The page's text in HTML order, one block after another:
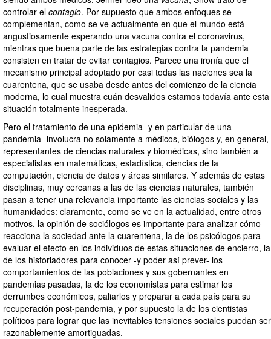
controlar el contagio. Por supuesto que ambos enfoques se
complementan, como se ve actualmente en que el mundo está
angustiosamente esperando una vacuna contra el coronavirus,
mientras que buena parte de las estrategias contra la pandemia
consisten en tratar de evitar contagios. Parece una ironía que el
mecanismo principal adoptado por casi todas las naciones sea la
cuarentena, que se usaba desde antes del comienzo de la ciencia
moderna, lo cual muestra cuán desvalidos estamos todavía ante esta
situación totalmente inesperada.
Pero el tratamiento de una epidemia -y en particular de una
pandemia- involucra no solamente a médicos, biólogos y, en general,
representantes de ciencias naturales y biomédicas, sino también a
especialistas en matemáticas, estadística, ciencias de la
computación, ciencia de datos y áreas similares. Y además de estas
disciplinas, muy cercanas a las de las ciencias naturales, también
pasan a tener una relevancia importante las ciencias sociales y las
humanidades: claramente, como se ve en la actualidad, entre otros
motivos, la opinión de sociólogos es importante para analizar cómo
reacciona la sociedad ante la cuarentena, la de los psicólogos para
evaluar el efecto en los individuos de estas situaciones de encierro, la
de los historiadores para conocer -y poder así prever- los
comportamientos de las poblaciones y sus gobernantes en
pandemias pasadas, la de los economistas para estimar los
derrumbes económicos, paliarlos y preparar a cada país para su
recuperación post-pandemia, y por supuesto la de los cientistas
políticos para lograr que las inevitables tensiones sociales puedan ser
razonablemente amortiguadas.